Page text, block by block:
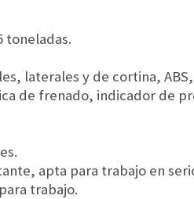
toneladas.
laterales y de cortina, ABS,
de frenado, indicador de
apta para trabajo en
trabajo.